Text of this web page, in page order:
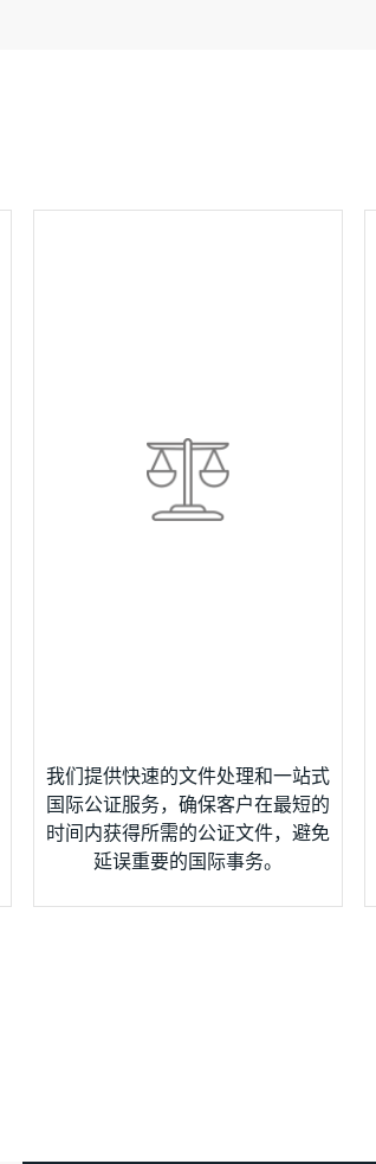
我们提供快速的文件处理和一站式
国际公证服务，确保客户在最短的
时间内获得所需的公证文件，避免
延误重要的国际事务。